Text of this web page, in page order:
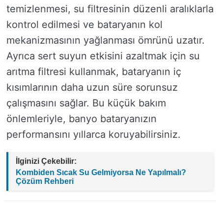
temizlenmesi, su filtresinin düzenli aralıklarla
kontrol edilmesi ve bataryanın kol
mekanizmasının yağlanması ömrünü uzatır.
Ayrıca sert suyun etkisini azaltmak için su
arıtma filtresi kullanmak, bataryanın iç
kısımlarının daha uzun süre sorunsuz
çalışmasını sağlar. Bu küçük bakım
önlemleriyle, banyo bataryanızın
performansını yıllarca koruyabilirsiniz.
İlginizi Çekebilir:
Kombiden Sıcak Su Gelmiyorsa Ne Yapılmalı?
Çözüm Rehberi